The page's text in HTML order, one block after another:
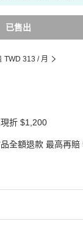
已售出
TWD 313 / 月
現折 $1,200
品全額退款 最高再賠